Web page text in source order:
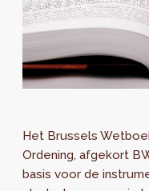
Het Brussels
Ordening, afgekort
basis voor de